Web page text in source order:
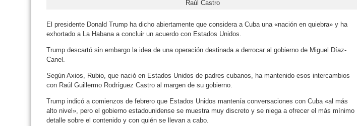
Raúl Castro
El presidente Donald Trump ha dicho abiertamente que considera a Cuba una «nación en quiebra» y ha
exhortado a La Habana a concluir un acuerdo con Estados Unidos.
Trump descartó sin embargo la idea de una operación destinada a derrocar al gobierno de Miguel Díaz-
Canel.
Según Axios, Rubio, que nació en Estados Unidos de padres cubanos, ha mantenido esos intercambios
con Raúl Guillermo Rodríguez Castro al margen de su gobierno.
Trump indicó a comienzos de febrero que Estados Unidos mantenía conversaciones con Cuba «al más
alto nivel», pero el gobierno estadounidense se muestra muy discreto y se niega a ofrecer el más mínimo
detalle sobre el contenido y con quién se llevan a cabo.